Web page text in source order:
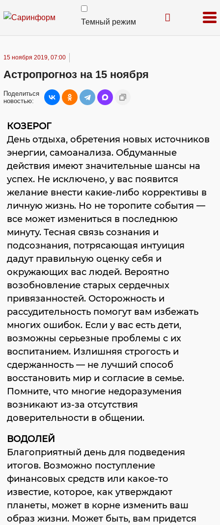
Темный режим
15 ноября 2019, 07:00
Астропрогноз на 15 ноября
Поделиться
новостью:
КОЗЕРОГ
День отдыха, обретения новых источников
энергии, самоанализа. Обдуманные
действия имеют значительные шансы на
успех. Не исключено, у вас появится
желание внести какие-либо коррективы в
личную жизнь. Но не торопите события —
все может измениться в последнюю
минуту. Тесная связь сознания и
подсознания, потрясающая интуиция
дадут правильную оценку себя и
окружающих вас людей. Вероятно
возобновление старых сердечных
привязанностей. Осторожность и
рассудительность помогут вам избежать
многих ошибок. Если у вас есть дети,
возможны серьезные проблемы с их
воспитанием. Излишняя строгость и
сдержанность — не лучший способ
восстановить мир и согласие в семье.
Помните, что многие недоразумения
возникают из-за отсутствия
доверительности в общении.
ВОДОЛЕЙ
Благоприятный день для подведения
итогов. Возможно поступление
финансовых средств или какое-то
известие, которое, как утверждают
планеты, может в корне изменить ваш
образ жизни. Может быть, вам придется